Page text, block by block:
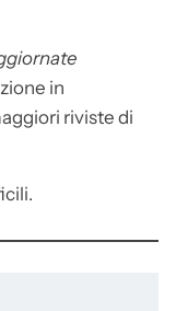
in
riviste di